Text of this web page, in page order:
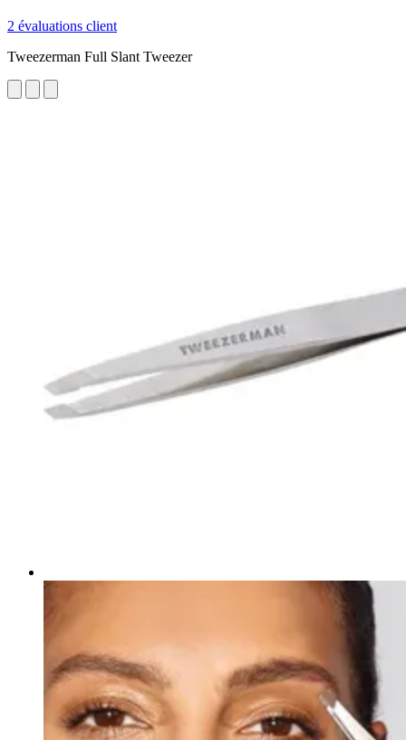
2 évaluations client
Tweezerman Full Slant Tweezer